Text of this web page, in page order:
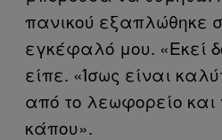
πανικού εξαπλώθηκε
εγκέφαλό μου. «Εκεί
είπε. «Ίσως είναι
από το λεωφορείο και
κάπου».